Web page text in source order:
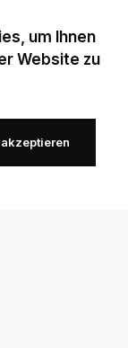
um Ihnen
Website zu